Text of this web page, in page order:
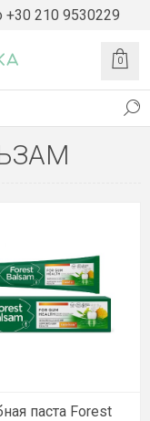
+30 210 9530229
0
паста Forest